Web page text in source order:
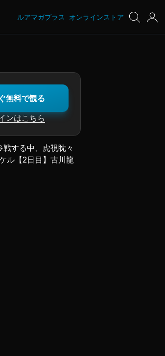
ルアマガプラス オンラインストア
無料で観る
ンはこちら
する中、虎視眈々
ル【2日目】古川龍